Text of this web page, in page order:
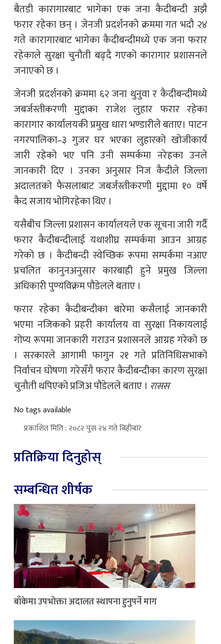
बैतडी कारागारबाट भागेका एक जना कैदीबन्दी अझै
फरार रहेका छन् । जेनजी प्रदर्शनको क्रममा गत भदौ २४
गते कारागारबाट भागेका कैदीबन्दीमध्ये एक जना फरार
रहेकाले सुरक्षा चुनौती बढ्दै गएको कारागार प्रशासनले
जनाएको छ ।
जेनजी प्रदर्शनको क्रममा ६२ जना थुनुवा र कैदीबन्दीमध्ये
जबर्जस्तीकरणी मुद्दाका राजेश लुहार फरार रहेका
कारागार कार्यालयकी प्रमुख धारा भण्डारीले बताए। पाटन
नगरपालिका–३ गुजर घर भएका लुहारको खोजीकार्य
जारी रहेको भए पनि उनी सम्पर्कमा नरेहका उनले
जानकारी दिए । उनका अनुसार निज कैदीले जिल्ला
अदालतको फैसलाबाट जबर्जस्तीकरणी मुद्दामा १० वर्षे
कैद सजाय भोगिरहेका थिए ।
यसैबीच जिल्ला प्रशासन कार्यालयले एक सूचना जारी गर्दै
फरार कैदीबन्दीलाई यथाशीघ्र सम्पर्कमा आउन आग्रह
गरेको छ । कैदीबन्दी स्वेच्छिक रूपमा सम्पर्कमा नआए
प्रचलित कानुनअनुसार कारबाही हुने प्रमुख जिल्ला
अधिकारी पुण्यविक्रम पौडेलले बताए ।
फरार रहेका कैदीबन्दीका बारेमा कसैलाई जानकारी
भएमा नजिकको प्रहरी कार्यालय वा सुरक्षा निकायलाई
गोप्य रूपमा जानकारी गराउन प्रशासनले आग्रह गरेको छ
। सरकारले आगामी फागुन २१ गते प्रतिनिधिसभाको
निर्वाचन घोषणा गरेसँगै फरार कैदीबन्दीका कारण सुरक्षा
चुनौती थपिएको प्रजिअ पौडेलले बताए । रासस
No tags available
प्रकाशित मिति : २०८२ पुस २४ गते बिहीबार
प्रतिक्रिया दिनुहोस्
सम्बन्धित शीर्षक
बाँकेमा उपभोक्ता अदालत स्थापना हुनुपर्ने माग